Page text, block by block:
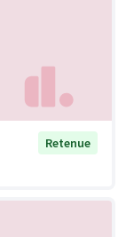
Retenue